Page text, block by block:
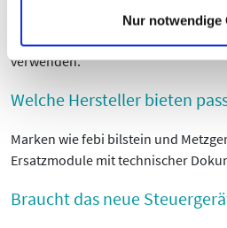
Nur notwendige
Batterie abklemmen, Sitz
prüfen und Modul ersetzen;
verwenden.
Welche Hersteller bieten
Marken wie febi bilstein und
Ersatzmodule mit technischer
Braucht das neue